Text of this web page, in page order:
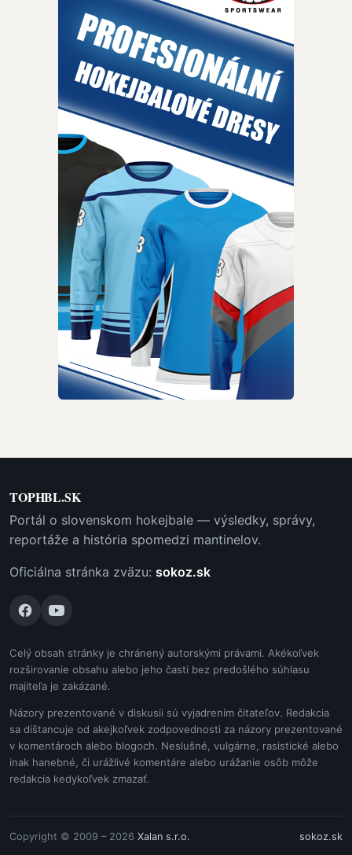
TOPHBL.SK
Portál o slovenskom hokejbale — výsledky, správy,
reportáže a história spomedzi mantinelov.
Oficiálna stránka zväzu: sokoz.sk
Celý obsah stránky je chránený autorskými právami. Akékoľvek
rozširovanie obsahu alebo jeho časti bez predošlého súhlasu
majiteľa je zakázané.
Názory prezentované v diskusii sú vyjadrením čitateľov. Redakcia
sa dištancuje od akejkoľvek zodpovednosti za názory prezentované
v komentároch alebo blogoch. Neslušné, vulgárne, rasistické alebo
inak hanebné, či urážlivé komentáre alebo urážanie osôb môže
redakcia kedykoľvek zmazať.
Copyright © 2009 – 2026 Xalan s.r.o. sokoz.sk